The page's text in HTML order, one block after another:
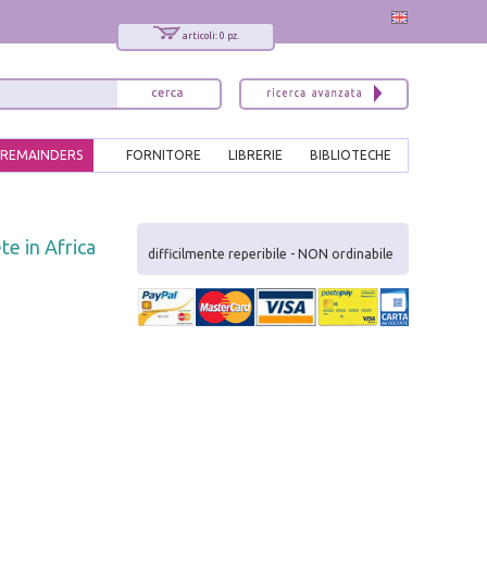
articoli: 0 pz.
BIBLIOTECHE
LIBRERIE
FORNITORE
REMAINDERS
in Africa difficilmente reperibile - NON ordinabile
x
Interessato ai nostri libri?
Allora iscriviti alla nostra newsletter!
Sarai informato delle nostre novità, potrai
comunque cancellarti quando desideri.